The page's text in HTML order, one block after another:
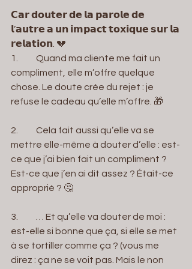
𝗖𝗮𝗿 𝗱𝗼𝘂𝘁𝗲𝗿 𝗱𝗲 𝗹𝗮 𝗽𝗮𝗿𝗼𝗹𝗲 𝗱𝗲
𝗹’𝗮𝘂𝘁𝗿𝗲 𝗮 𝘂𝗻 𝗶𝗺𝗽𝗮𝗰𝘁 𝘁𝗼𝘅𝗶𝗾𝘂𝗲 𝘀𝘂𝗿 𝗹𝗮
𝗿𝗲𝗹𝗮𝘁𝗶𝗼𝗻. 💔
1.          Quand ma cliente me fait un
compliment, elle m’offre quelque
chose. Le doute crée du rejet : je
refuse le cadeau qu’elle m’offre. 🎁
2.          Cela fait aussi qu’elle va se
mettre elle-même à douter d’elle : est-
ce que j’ai bien fait un compliment ?
Est-ce que j’en ai dit assez ? Était-ce
approprié ? 🤔
3.          … Et qu’elle va douter de moi :
est-elle si bonne que ça, si elle se met
à se tortiller comme ça ? (vous me
direz : ça ne se voit pas. Mais le non